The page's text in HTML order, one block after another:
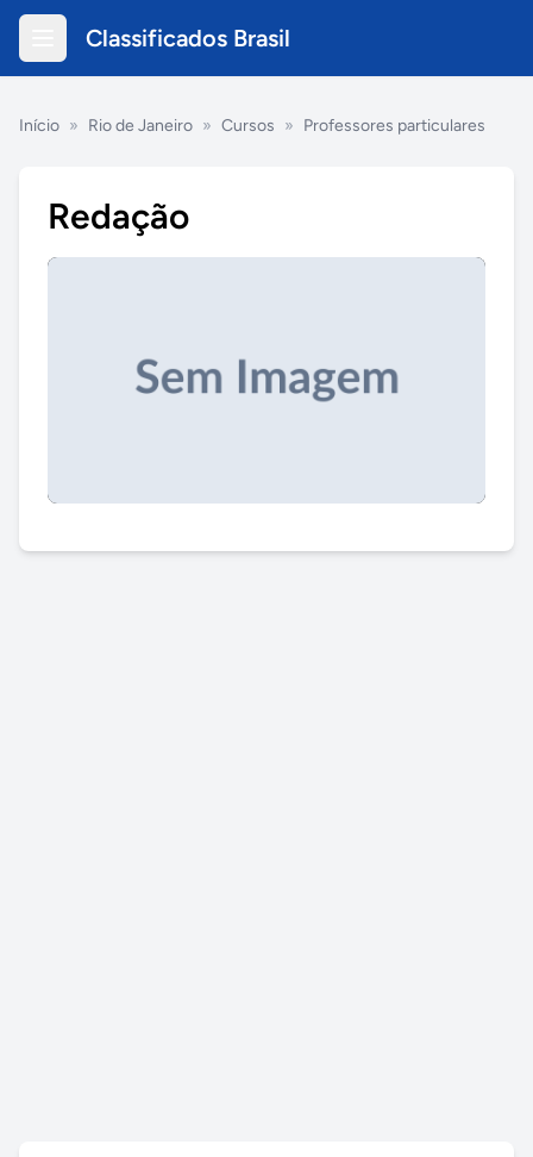
Classificados Brasil
Início » Rio de Janeiro » Cursos » Professores particulares
Redação